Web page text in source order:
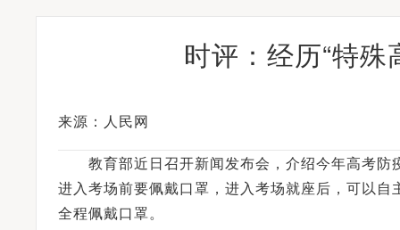
时评：经历“特
来源：人民网
教育部近日召开新闻发布会，介绍今年高考防
进入考场前要佩戴口罩，进入考场就座后，可以
全程佩戴口罩。